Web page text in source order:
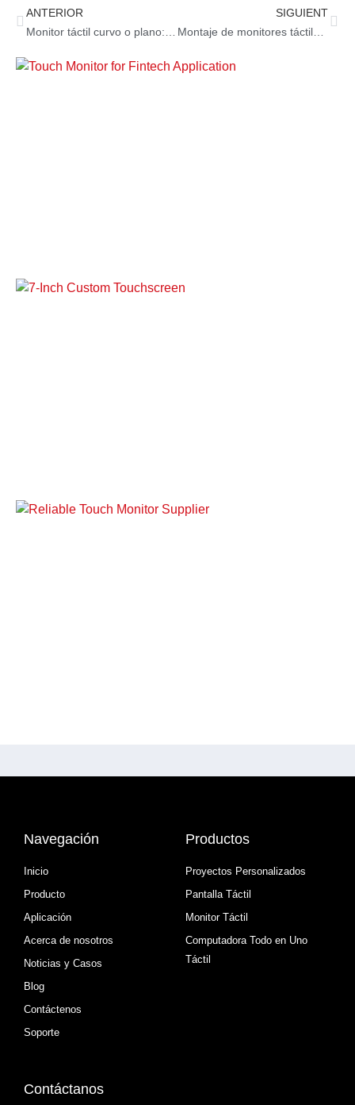
ANTERIOR
SIGUIENT
Montaje de monitores táctiles: cómo elegir la opción adecuada
Navegación
Inicio
Producto
Aplicación
Acerca de nosotros
Noticias y Casos
Blog
Contáctenos
Soporte
Productos
Proyectos Personalizados
Pantalla Táctil
Monitor Táctil
Computadora Todo en Uno
Táctil
Contáctanos